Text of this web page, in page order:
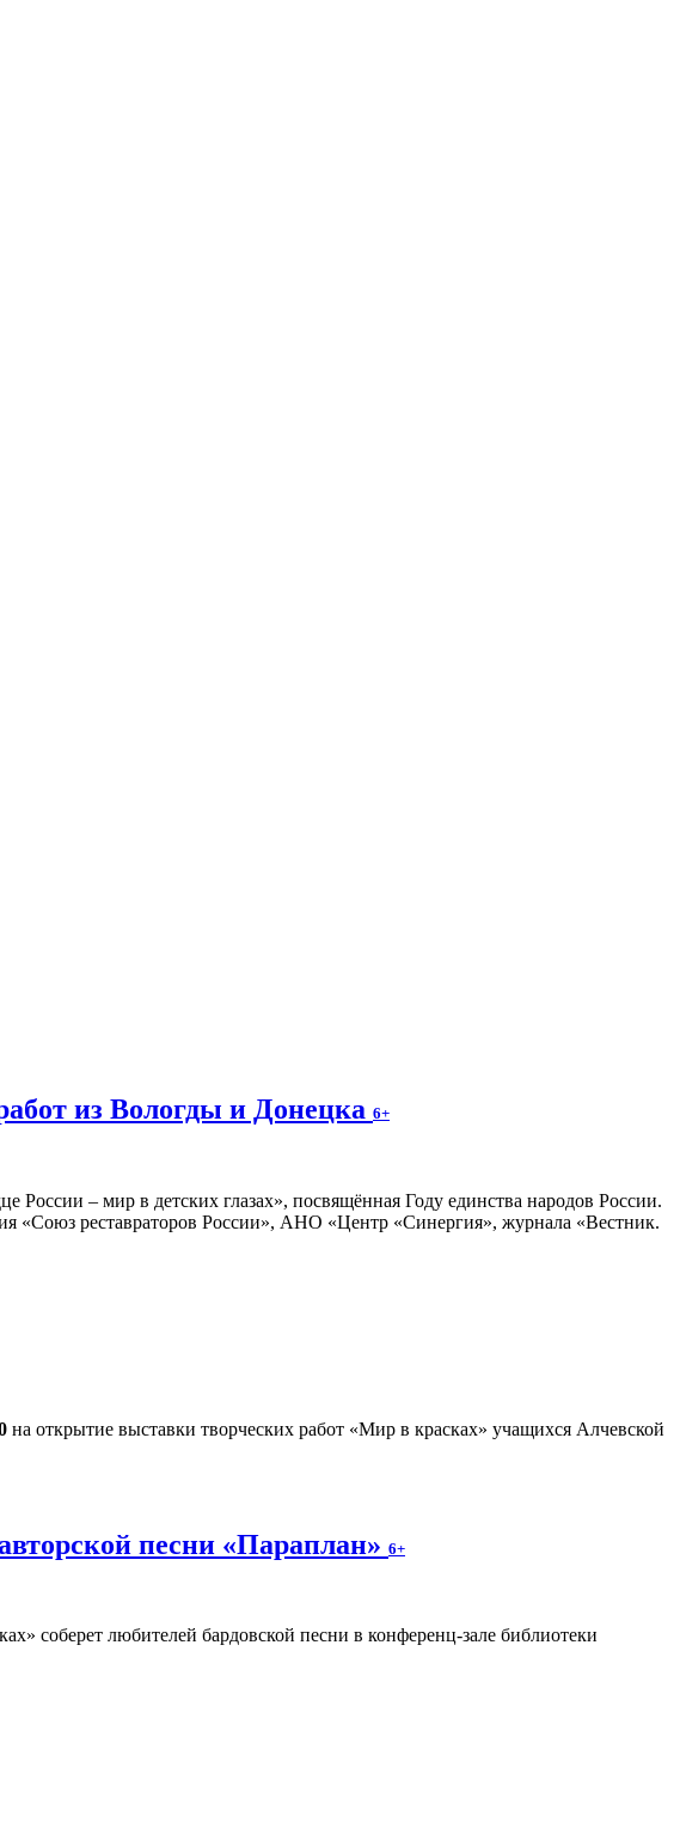
из Вологды и Донецка 6+
России – мир в детских глазах», посвящённая Году единства народов России.
«Союз реставраторов России», АНО «Центр «Синергия», журнала «Вестник.
на открытие выставки творческих работ «Мир в красках» учащихся Алчевской
песни «Параплан» 6+
соберет любителей бардовской песни в конференц-зале библиотеки